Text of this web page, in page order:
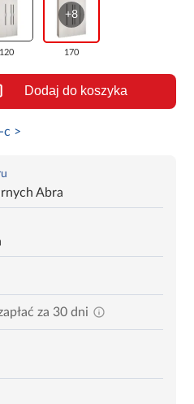
120
+8
170
Dodaj do koszyka
c >
Abra
za 30 dni